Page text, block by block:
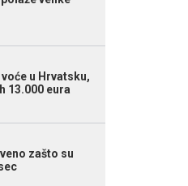
u Hrvatsku,
13.000 eura
zašto su